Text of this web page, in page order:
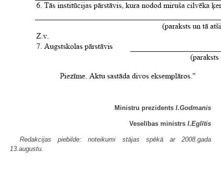
Ministru prezidents I.Godmanis
Veselības ministrs I.Eglītis
Redakcijas piebilde: noteikumi stājas spēkā ar 2008.gada
13.augustu.